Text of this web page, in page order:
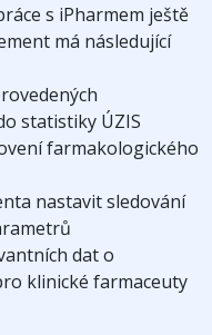
s iPharmem ještě
má následující
statistiky ÚZIS
farmakologického
nastavit sledování
dat o
klinické farmaceuty